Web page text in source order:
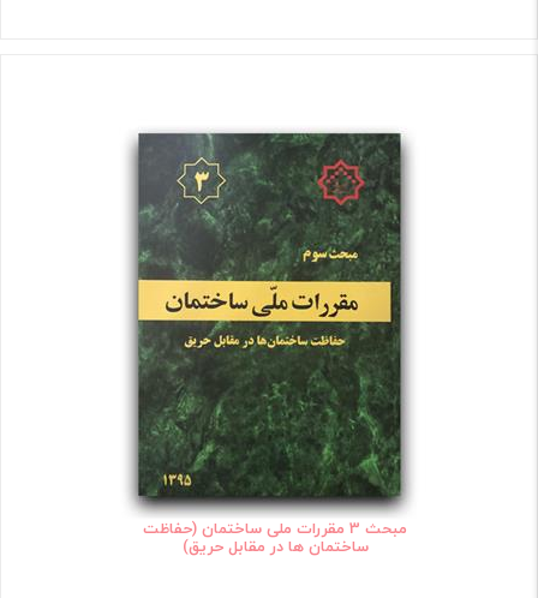
مبحث 3 مقررات ملی ساختمان (حفاظت
ساختمان ها در مقابل حریق)